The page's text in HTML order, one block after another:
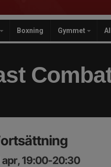
Boxning Gymmet
apr, 19:00-20:30